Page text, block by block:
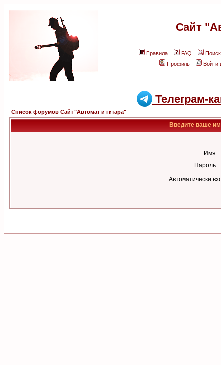
Сайт
Правила FAQ
Поиск
Профиль
Войти
Телеграм-
Список форумов Сайт "Автомат и гитара"
Введите ваше
Имя:
Пароль:
Автоматически